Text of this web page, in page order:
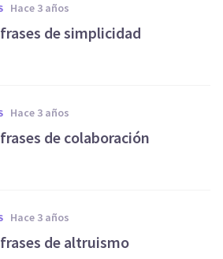
hace 3 años
de simplicidad
hace 3 años
de colaboración
hace 3 años
de altruismo